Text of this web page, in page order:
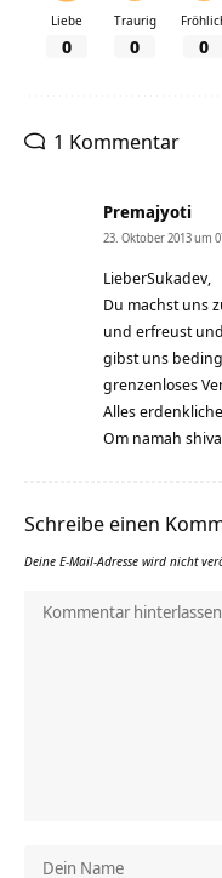
Liebe
0
Traurig
0 0
1 Kommentar
Premajyoti
23. Oktober 2013 um
LieberSukadev,
Du machst uns
und erfreust
gibst uns
grenzenloses
Alles
Om namah
Schreibe einen
Deine E-Mail-Adresse wird nicht